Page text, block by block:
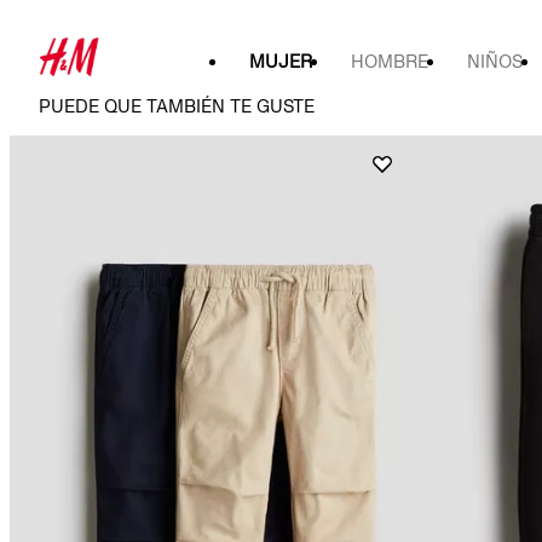
MUJER HOMBRE NIÑOS
PUEDE QUE TAMBIÉN TE GUSTE